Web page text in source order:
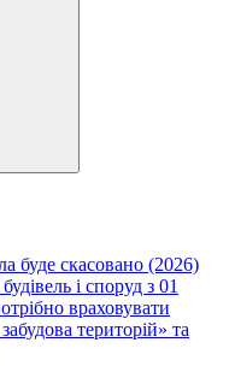
буде скасовано (2026)
і споруд з 01
враховувати
територій» та